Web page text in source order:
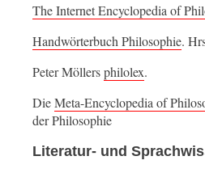
The Internet Encyclopedia of
Handwörterbuch Philosophie.
Peter Möllersphilolex.
DieMeta-Encyclopedia of
der Philosophie
Literatur- und